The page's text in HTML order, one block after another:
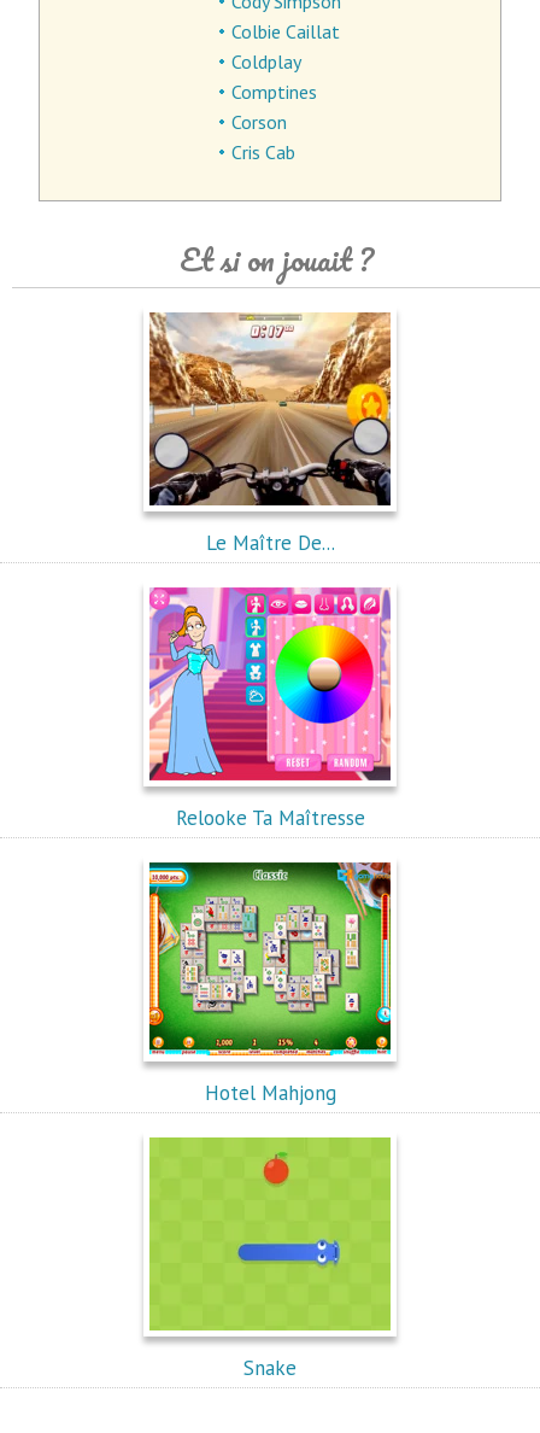
Colbie Caillat
Coldplay
Comptines
Corson
Cris Cab
Et si on jouait ?
Le Maître De...
Relooke Ta Maîtresse
Hotel Mahjong
Snake